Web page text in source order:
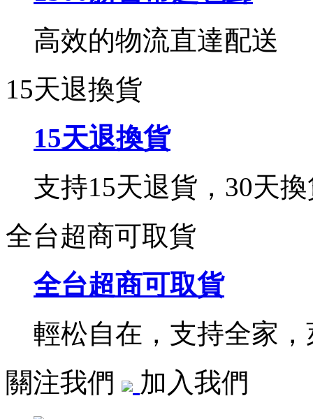
高效的物流直達配送
15天退換貨
15天退換貨
支持15天退貨，30天
全台超商可取貨
全台超商可取貨
輕松自在，支持全家
關注我們
加入我們